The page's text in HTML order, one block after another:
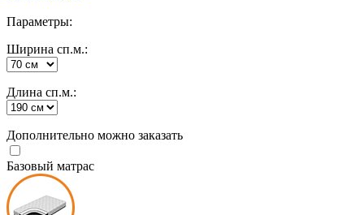
Параметры:
Ширина сп.м.:
Длина сп.м.:
Дополнительно можно заказать
Базовый матрас